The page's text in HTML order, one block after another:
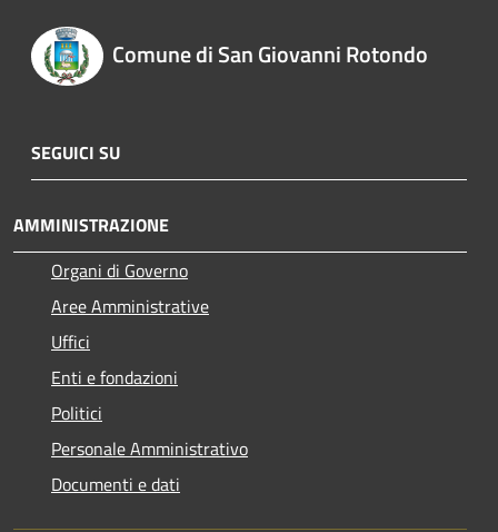
Comune di San Giovanni Rotondo
SEGUICI SU
AMMINISTRAZIONE
Organi di Governo
Aree Amministrative
Uffici
Enti e fondazioni
Politici
Personale Amministrativo
Documenti e dati